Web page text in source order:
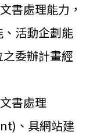
書處理能力，
活動企劃能
委辦計畫經
書處理
、具網站建